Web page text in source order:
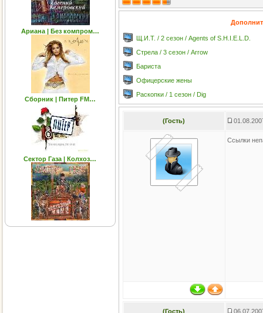
Ариана | Без компром…
Сборник | Питер FM…
Сектор Газа | Колхоз…
Щ.И.Т. / 2 сезон / Agents of S.H.I.E.L.D.
Стрела / 3 сезон / Arrow
Бариста
Офицерские жены
Раскопки / 1 сезон / Dig
(Гость)
Ссылки
(Гость)